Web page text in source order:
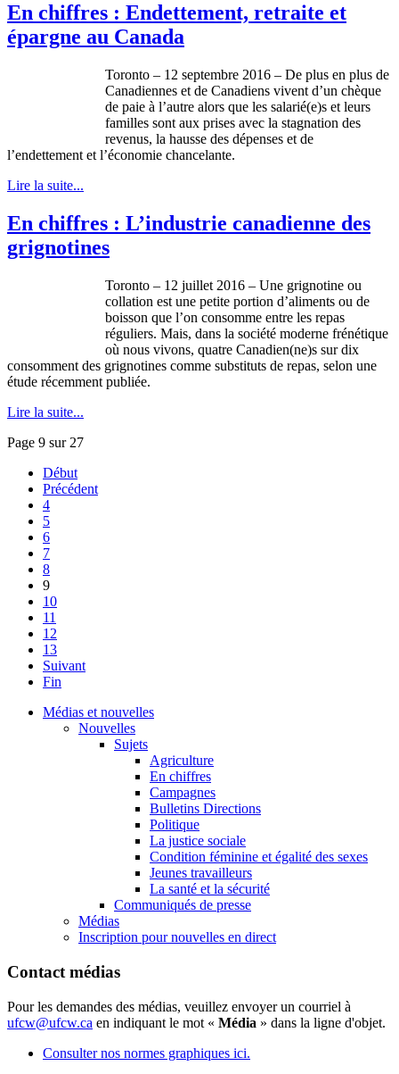
En chiffres : Endettement, retraite et
épargne au Canada
Toronto – 12 septembre 2016 – De plus en plus de
Canadiennes et de Canadiens vivent d’un chèque
de paie à l’autre alors que les salarié(e)s et leurs
familles sont aux prises avec la stagnation des
revenus, la hausse des dépenses et de
l’endettement et l’économie chancelante.
Lire la suite...
En chiffres : L’industrie canadienne des
grignotines
Toronto – 12 juillet 2016 – Une grignotine ou
collation est une petite portion d’aliments ou de
boisson que l’on consomme entre les repas
réguliers. Mais, dans la société moderne frénétique
où nous vivons, quatre Canadien(ne)s sur dix
consomment des grignotines comme substituts de repas, selon une
étude récemment publiée.
Lire la suite...
Page 9 sur 27
Début
Précédent
4
5
6
7
8
9
10
11
12
13
Suivant
Fin
Médias et nouvelles
Nouvelles
Sujets
Agriculture
En chiffres
Campagnes
Bulletins Directions
Politique
La justice sociale
Condition féminine et égalité des sexes
Jeunes travailleurs
La santé et la sécurité
Communiqués de presse
Médias
Inscription pour nouvelles en direct
Contact médias
Pour les demandes des médias, veuillez envoyer un courriel à
ufcw@ufcw.ca en indiquant le mot « Média » dans la ligne d'objet.
Consulter nos normes graphiques ici.